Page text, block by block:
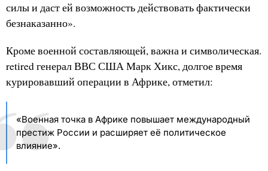
силы и даст ей возможность действовать фактически
безнаказанно».
Кроме военной составляющей, важна и символическая.
retired генерал ВВС США Марк Хикс, долгое время
курировавший операции в Африке, отметил:
«Военная точка в Африке повышает международный
престиж России и расширяет её политическое
влияние».